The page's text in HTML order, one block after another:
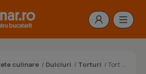
culinare / Dulciuri / Torturi /Tort cu crema de branza si chocolate fudge